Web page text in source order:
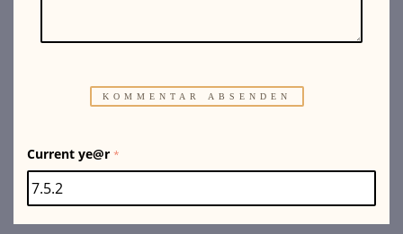
Current ye@r *